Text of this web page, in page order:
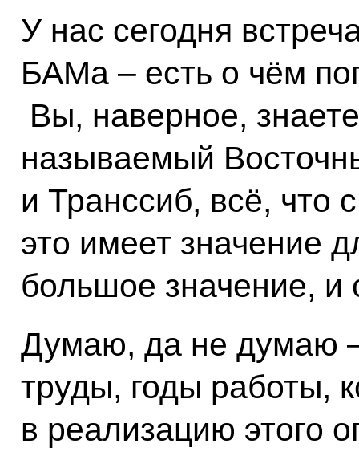
У нас сегодня
БАМа – есть о чём
Вы, наверное,
называемый
и Транссиб, всё, что
это имеет значение
большое значение, и
Думаю, да не думаю
труды, годы работы,
в реализацию этого